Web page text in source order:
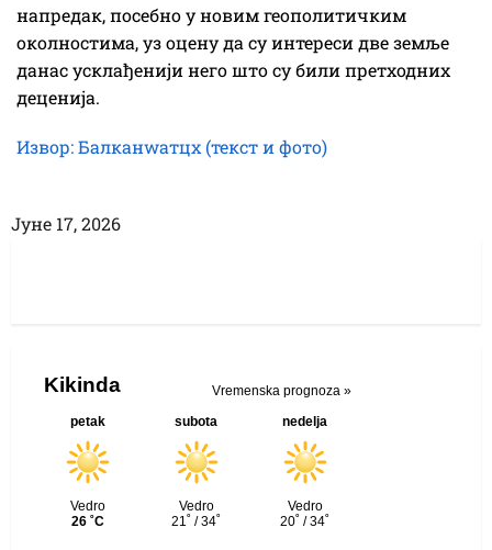
напредак, посебно у новим геополитичким
околностима, уз оцену да су интереси две земље
данас усклађенији него што су били претходних
деценија.
Извор: Балканwатцх (текст и фото)
Јуне 17, 2026